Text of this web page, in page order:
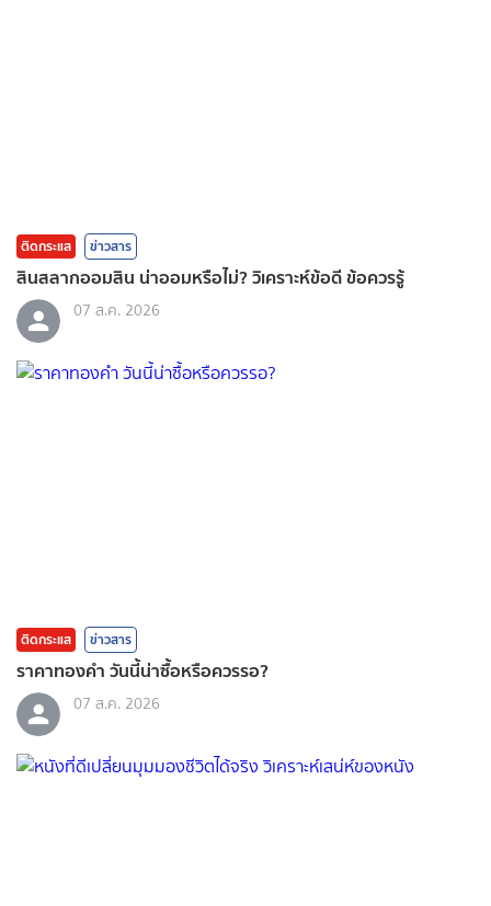
ติดกระแส ข่าวสาร
สินสลากออมสิน น่าออมหรือไม่? วิเคราะห์ข้อดี ข้อควรรู้
07 ส.ค. 2026
ติดกระแส ข่าวสาร
ราคาทองคํา วันนี้น่าซื้อหรือควรรอ?
07 ส.ค. 2026